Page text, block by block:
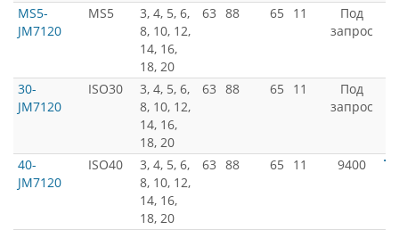
MS5-
JM7120
MS5
3, 4, 5, 6,
8, 10, 12,
14, 16,
18, 20
63 88 65 11
Под
запрос
30-
JM7120
ISO30
3, 4, 5, 6,
8, 10, 12,
14, 16,
18, 20
63 88 65 11
Под
запрос
40-
JM7120
ISO40
3, 4, 5, 6,
8, 10, 12,
14, 16,
18, 20
63 88 65 11 9400